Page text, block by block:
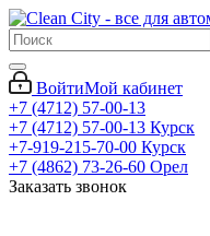
ВойтиМой кабинет
+7 (4712) 57-00-13
+7 (4712) 57-00-13 Курск
+7-919-215-70-00 Курск
+7 (4862) 73-26-60 Орел
Заказать звонок